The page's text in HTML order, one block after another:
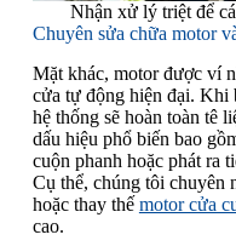
Nhận xử lý triệt để
Chuyên sửa chữa motor
Mặt khác, motor được ví
cửa tự động hiện đại. Khi
hệ thống sẽ hoàn toàn tê
dấu hiệu phổ biến bao
cuộn phanh hoặc phát ra
Cụ thể, chúng tôi chuyên
hoặc thay thế motor cửa
cao.